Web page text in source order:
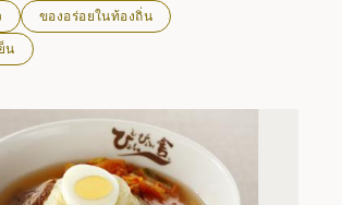
ของอร่อยในท้องถิ่น
น